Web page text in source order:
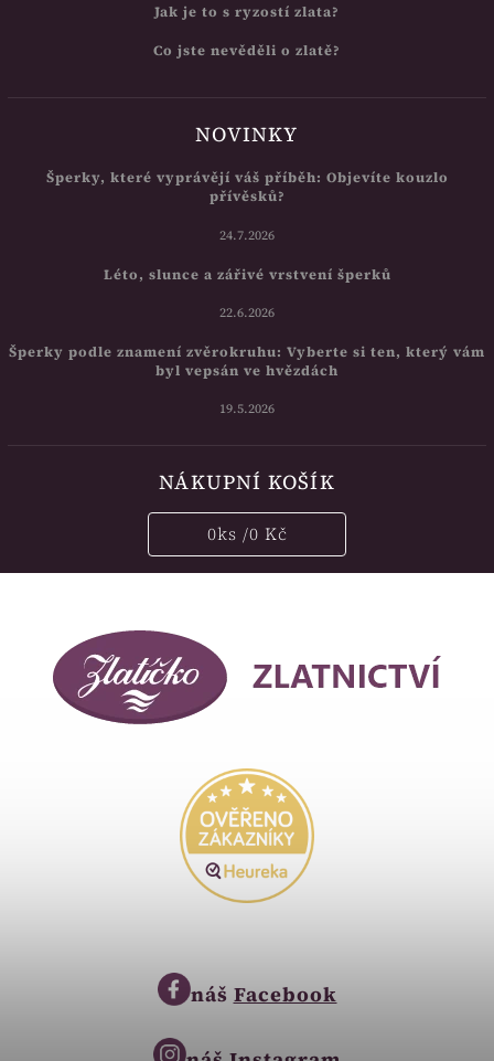
Jak je to s ryzostí zlata?
Co jste nevěděli o zlatě?
NOVINKY
Šperky, které vyprávějí váš příběh: Objevíte kouzlo
přívěsků?
24.7.2026
Léto, slunce a zářivé vrstvení šperků
22.6.2026
Šperky podle znamení zvěrokruhu: Vyberte si ten, který vám
byl vepsán ve hvězdách
19.5.2026
NÁKUPNÍ KOŠÍK
0ks /0 Kč
náš Facebook